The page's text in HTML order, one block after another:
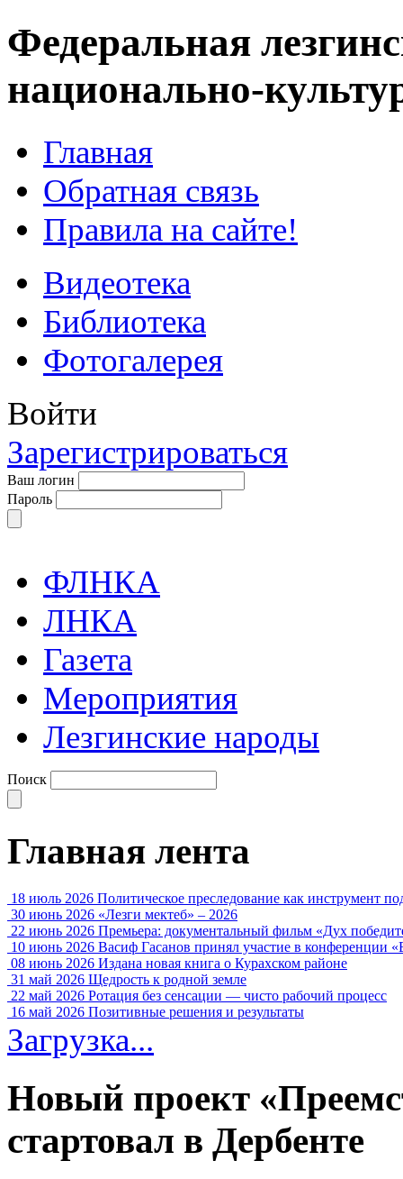
Федеральная
национально-
Главная
Обратная связь
Правила на сайте!
Видеотека
Библиотека
Фотогалерея
Войти
Зарегистрироваться
Ваш логин
Пароль
ФЛНКА
ЛНКА
Газета
Мероприятия
Лезгинские народы
Поиск
Главная лента
18 июль 2026 Политическое преследование как инструмент
30 июнь 2026 «Лезги мектеб» – 2026
22 июнь 2026 Премьера: документальный фильм «Дух
10 июнь 2026 Васиф Гасанов принял участие в конференции
08 июнь 2026 Издана новая книга о Курахском районе
31 май 2026 Щедрость к родной земле
22 май 2026 Ротация без сенсации — чисто рабочий процесс
16 май 2026 Позитивные решения и результаты
Загрузка...
Новый проект
стартовал в Дербенте